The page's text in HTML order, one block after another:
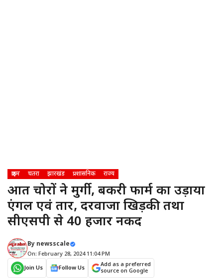
क्राइम चतरा झारखंड प्रशासनिक राज्य
अज्ञात चोरों ने मुर्गी, बकरी फार्म का उड़ाया
एंगल एवं तार, दरवाजा खिड़की तथा
सीएसपी से 40 हजार नकद
By newsscale
On: February 28, 2024 11:04 PM
Join Us
Follow Us
Add as a preferred
source on Google